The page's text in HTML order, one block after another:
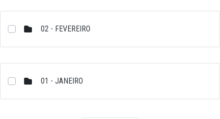
02 - FEVEREIRO
01 - JANEIRO